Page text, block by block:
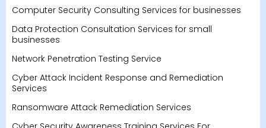
Computer Security Consulting Services for businesses
Data Protection Consultation Services for small
businesses
Network Penetration Testing Service
Cyber Attack Incident Response and Remediation
Services
Ransomware Attack Remediation Services